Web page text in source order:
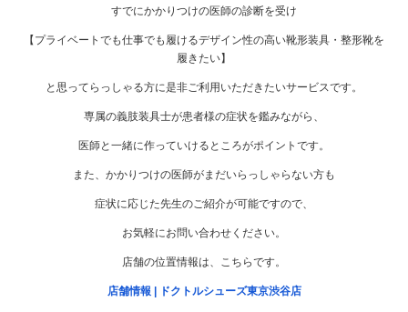
すでにかかりつけの医師の診断を受け
【プライベートでも仕事でも履けるデザイン性の高い靴形装具・整形靴を
履きたい】
と思ってらっしゃる方に是非ご利用いただきたいサービスです。
専属の義肢装具士が患者様の症状を鑑みながら、
医師と一緒に作っていけるところがポイントです。
また、かかりつけの医師がまだいらっしゃらない方も
症状に応じた先生のご紹介が可能ですので、
お気軽にお問い合わせください。
店舗の位置情報は、こちらです。
店舗情報 | ドクトルシューズ東京渋谷店